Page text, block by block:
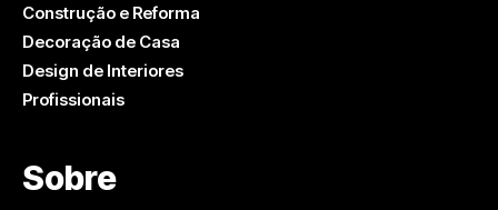
Construção e Reforma
Decoração de Casa
Design de Interiores
Profissionais
Sobre